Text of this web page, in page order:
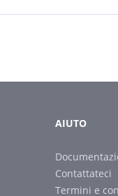
AIUTO
Contattateci
Termini e